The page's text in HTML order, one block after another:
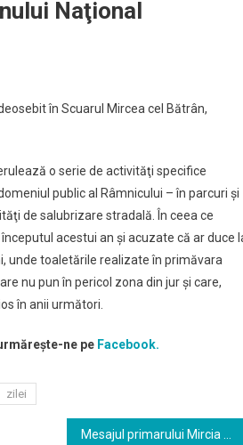
Naţional
în Scuarul Mircea cel Bătrân,
o serie de activităţi specifice
public al Râmnicului – în parcuri şi
de salubrizare stradală. În ceea ce
acestui an şi acuzate că ar duce
unde toaletările realizate în primăvara
nu pun în pericol zona din jur şi care,
în anii următori.
ne pe Facebook.
zilei